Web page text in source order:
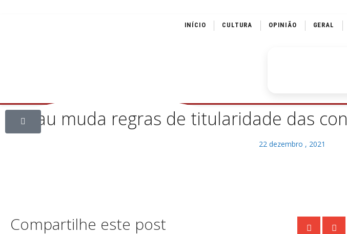
INÍCIO CULTURA OPINIÃO GERAL
Codau muda regras de titularidade das
22 dezembro , 2021
Compartilhe este post